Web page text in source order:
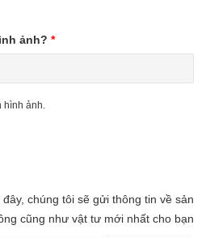
ảnh? *
hình ảnh.
chúng tôi sẽ gửi thông tin về sản
cũng như vật tư mới nhất cho bạn